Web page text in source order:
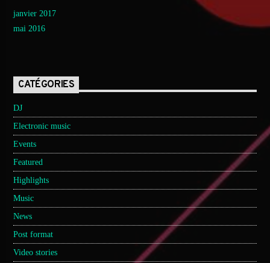
janvier 2017
mai 2016
CATÉGORIES
DJ
Electronic music
Events
Featured
Highlights
Music
News
Post format
Video stories